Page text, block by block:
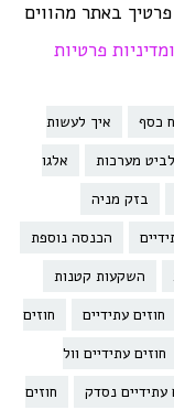
באתר מהווים
פרטיות
כסף
איך לעשות
מערכות
אלגו
בזק מניה
הכנסה נוספת
השקעות קטנות
חוזים עתידיים
חוזים
חוזים עתידיים וול
עתידיים נסדק
חוזים